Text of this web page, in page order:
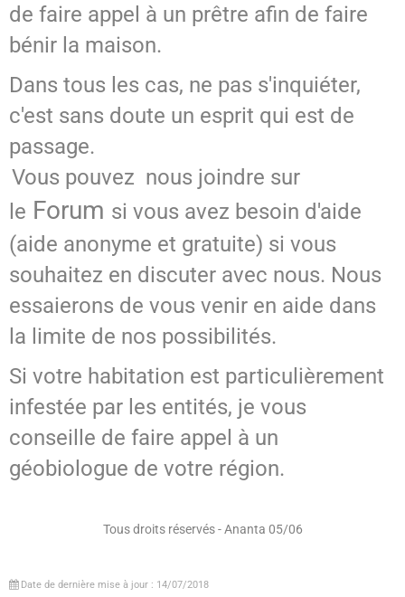
de faire appel à un prêtre afin de faire
bénir la maison.
Dans tous les cas, ne pas s'inquiéter,
c'est sans doute un esprit qui est de
passage.
Vous pouvez nous joindre sur
le Forum si vous avez besoin d'aide
(aide anonyme et gratuite) si vous
souhaitez en discuter avec nous. Nous
essaierons de vous venir en aide dans
la limite de nos possibilités.
Si votre habitation est particulièrement
infestée par les entités, je vous
conseille de faire appel à un
géobiologue de votre région.
Tous droits réservés - Ananta 05/06
Date de dernière mise à jour : 14/07/2018